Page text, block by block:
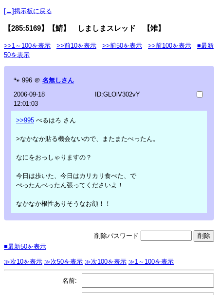
[←]掲示板に戻る
【285:5169】【鯖】 しましまスレッド 【雉】
>>1～100を表示 >>前10を表示 >>前50を表示 >>前100を表示
■最新
50を表示
🐾 996 ＠ 名無しさん
2006-09-18
12:01:03
ID:GLOlV302vY
>>995 べるはろ さん
>なかなか貼る機会ないので、またまたぺったん。
なにをおっしゃりますの？
今日は歩いた、今日はカリカリ食べた、で
ぺったんぺったん張ってくださいよ！
なかなか根性ありそうなお顔！！
削除パスワード
■最新50を表示
≫次10を表示 ≫次50を表示 ≫次100を表示 ≫1～100を表示
名前: